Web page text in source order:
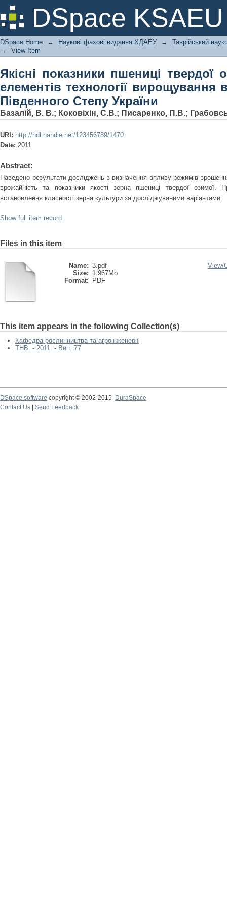
DSpace KSAEU
Якісні показники пшениці твердої
вирощування в умовах зрошення
DSpace Home → Наукові фахові видання ХДАЕУ →
Таврійський
→
View Item
Якісні показники пшениці твердої
елементів технології
Південного Степу України
Базалій, В. В.; Коковіхін, С.В.; Писаренко, П.В.;
URI: http://hdl.handle.net/123456789/1470
Date: 2011
Abstract:
Наведено результати досліджень з визначення впливу режимів
врожайність та показники якості зерна пшениці твердої озимої.
встановлення класності зерна культури за досліджуваними варіантами.
Show full item record
Files in this item
Name: 3.pdf
Size: 1.967Mb
Format:
PDF
View/
This item appears in the following Collection(s)
Кафедра рослинництва та агроінженерії
ТНВ. - 2011. - Вип. 77
DSpace software copyright © 2002-2015
DuraSpace
Contact Us
Send Feedback